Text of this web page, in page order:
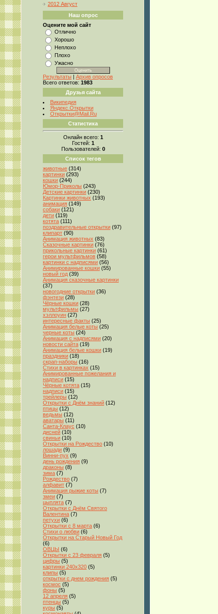
2012 Август
Наш опрос
Оцените мой сайт
Отлично
Хорошо
Неплохо
Плохо
Ужасно
Результаты | Архив опросов
Всего ответов: 1983
Друзья сайта
Википедия
Яндекс.Открытки
Открытки@Mail.Ru
Статистика
Онлайн всего: 1
Гостей: 1
Пользователей: 0
Список тегов
животные (314)
картинки (293)
кошки (244)
Юмор-Приколы (243)
Детские картинки (230)
Картинки животных (193)
анимация (149)
собаки (121)
дети (119)
котята (111)
поздравительные открытки (97)
клипарт (90)
Анимация животных (83)
Сказочные картинки (76)
прикольные картинки (61)
герои мультфильмов (58)
картинки с надписями (56)
Анимированные кошки (55)
новый год (39)
Анимация сказочные картинки
(37)
новогодние открытки (36)
фэнтези (28)
Чёрные кошки (28)
мультфильмы (27)
хэллоуин (27)
интересные факты (25)
Анимация белые коты (25)
черные коты (24)
Анимация с надписями (20)
новости сайта (19)
Анимация белые кошки (19)
праздники (18)
скрап-наборы (16)
Стихи в картинках (15)
Анимированные пожелания и
надписи (15)
Чёрные котята (15)
надписи (15)
трейлеры (12)
Открытки с Днём знаний (12)
птицы (12)
ведьмы (12)
аватары (11)
Санта-Клаус (10)
дисней (10)
свиньи (10)
Открытки на Рождество (10)
лошади (9)
Винни-пух (9)
день рождения (9)
драконы (8)
зима (7)
Рождество (7)
алфавит (7)
Анимация рыжие коты (7)
змеи (7)
цыплята (7)
Открытки с Днём Святого
Валентина (7)
петухи (6)
Открытки с 8 марта (6)
Стихи о любви (6)
Открытки на Старый Новый Год
(6)
ОВЦЫ (6)
Открытки с 23 февраля (5)
цифры (5)
картинки 240x320 (5)
клипы (5)
открытки с днем рождения (5)
космос (5)
фоны (5)
12 апреля (5)
птенцы (5)
куры (5)